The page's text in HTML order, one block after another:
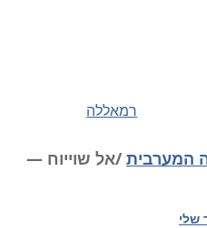
רמאללה
המערבית/אל שוייוח —
שלי